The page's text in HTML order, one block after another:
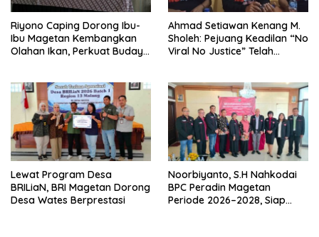
Riyono Caping Dorong Ibu-
Ibu Magetan Kembangkan
Olahan Ikan, Perkuat Budaya
Ahmad Setiawan Kenang M.
Sholeh: Pejuang Keadilan “No
Viral No Justice” Telah
Lewat Program Desa
BRILiaN, BRI Magetan Dorong
Desa Wates Berprestasi
Noorbiyanto, S.H Nahkodai
BPC Peradin Magetan
Periode 2026–2028, Siap